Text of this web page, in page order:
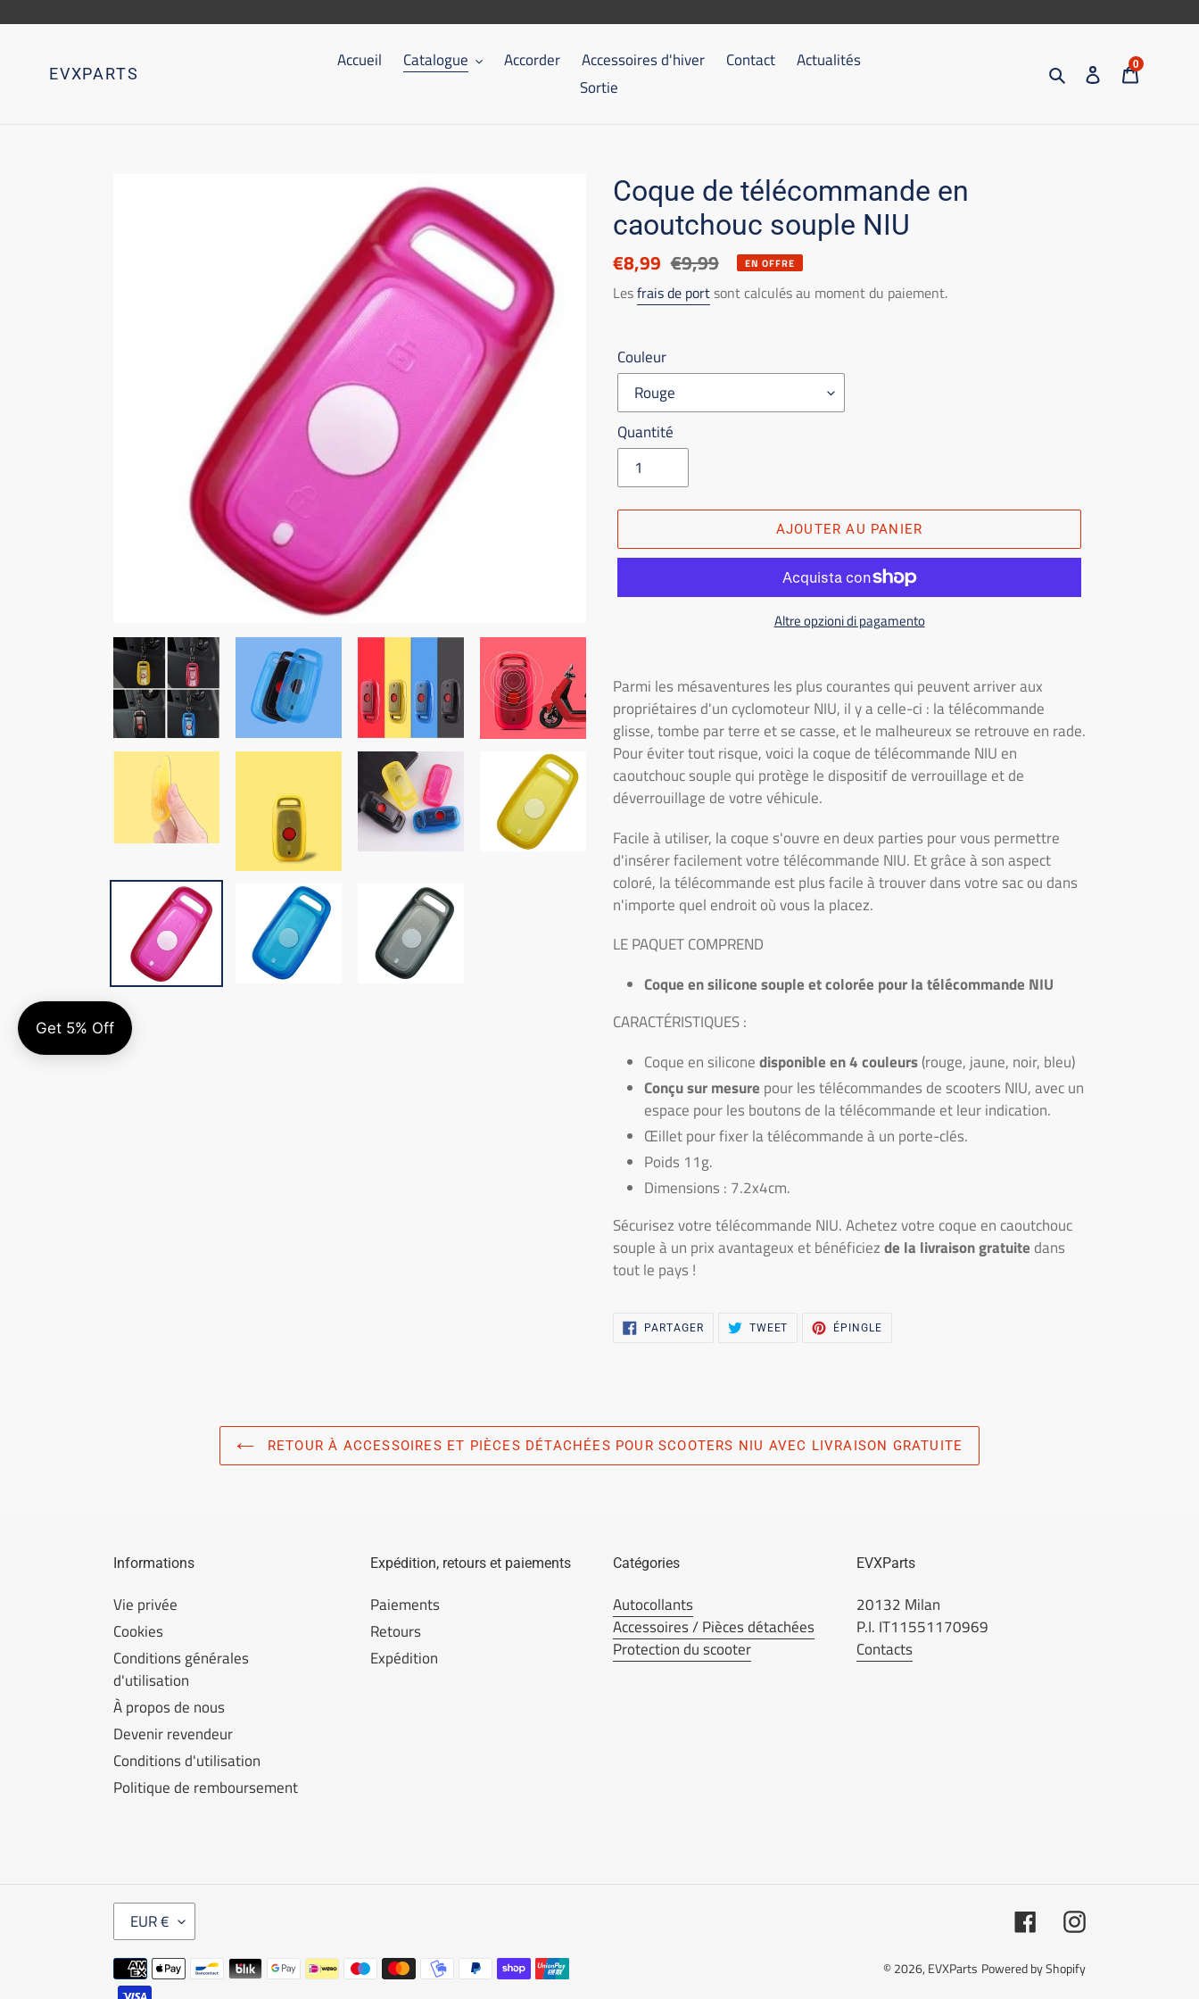
directement
contenuEVXPARTS
Accueil Catalogue Accorder Accessoires d'hiver Contact
Actualités
Sortie
Recherche
S'inscrireChariot
0
Coque de télécommande en
caoutchouc souple NIU
Prix
réduit
€8,99 Prix
de
€9,99 EN OFFRE
Lesfrais de portsont calculés au moment du paiement.
Couleur
Quantité
AJOUTER AU PANIER
Altre opzioni di pagamento
le
produit
dans
le
panier
d'achat
Parmi les mésaventures les plus courantes qui peuvent arriver aux
propriétaires d'un cyclomoteur NIU, il y a celle-ci : la télécommande
glisse, tombe par terre et se casse, et le malheureux se retrouve en rade.
Pour éviter tout risque, voici la coque de télécommande NIU en
caoutchouc souple qui protège le dispositif de verrouillage et de
déverrouillage de votre véhicule.
Facile à utiliser, la coque s'ouvre en deux parties pour vous permettre
d'insérer facilement votre télécommande NIU. Et grâce à son aspect
coloré, la télécommande est plus facile à trouver dans votre sac ou dans
n'importe quel endroit où vous la placez.
LE PAQUET COMPREND
Coque en silicone souple et colorée pour la télécommande NIU
CARACTÉRISTIQUES :
Coque en siliconedisponible en 4 couleurs(rouge, jaune, noir, bleu)
Conçu sur mesure pour les télécommandes de scooters NIU, avec un
espace pour les boutons de la télécommande et leur indication.
Œillet pour fixer la télécommande à un porte-clés.
Poids 11g.
Dimensions : 7.2x4cm.
Sécurisez votre télécommande NIU. Achetez votre coque en caoutchouc
souple à un prix avantageux et bénéficiezde la livraison gratuite dans
tout le pays !
PARTAGERPARTAGERTWEET TWEET
ÉPINGLE
RETOUR À ACCESSOIRES ET PIÈCES DÉTACHÉES POUR SCOOTERS NIU AVEC LIVRAISON GRATUITE
Informations
Vie privée
Cookies
Conditions générales
d'utilisation
À propos de nous
Devenir revendeur
Conditions d'utilisation
Politique de remboursement
Expédition, retours et paiements
Paiements
Retours
Expédition
Catégories
Autocollants
Accessoires / Pièces détachées
Protection du scooter
EVXParts
20132 Milan
P.I. IT11551170969
Contacts
M
A
EUR € FacebookInstagram
Modes
de
© 2026, EVXParts Powered by Shopify